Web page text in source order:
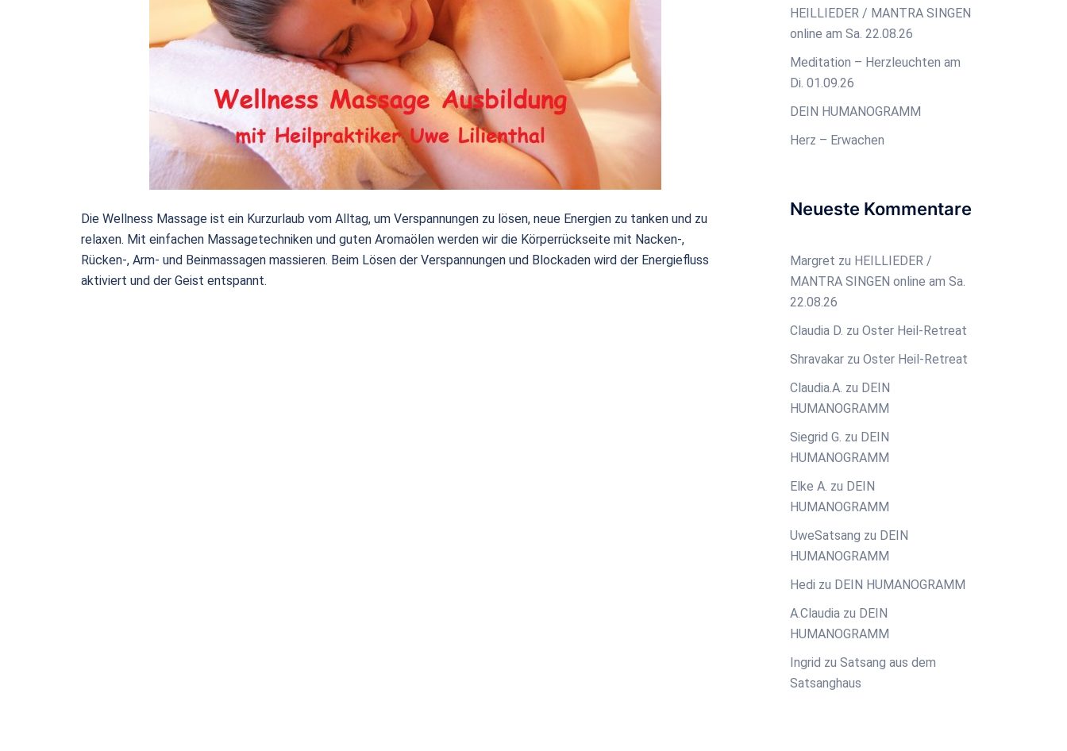
Die Wellness Massage ist ein Kurzurlaub vom Alltag, um Verspannungen zu lösen, neue Energien zu tanken und zu
relaxen. Mit einfachen Massagetechniken und guten Aromaölen werden wir die Körperrückseite mit Nacken-,
Rücken-, Arm- und Beinmassagen massieren. Beim Lösen der Verspannungen und Blockaden wird der Energiefluss
aktiviert und der Geist entspannt.
HEILLIEDER / MANTRA SINGEN
online am Sa. 22.08.26
Meditation – Herzleuchten am
Di. 01.09.26
DEIN HUMANOGRAMM
Herz – Erwachen
Neueste Kommentare
Margret zu HEILLIEDER /
MANTRA SINGEN online am Sa.
22.08.26
Claudia D. zu Oster Heil-Retreat
Shravakarzu Oster Heil-Retreat
Claudia.A. zu DEIN
HUMANOGRAMM
Siegrid G. zu DEIN
HUMANOGRAMM
Elke A. zu DEIN
HUMANOGRAMM
UweSatsang zu DEIN
HUMANOGRAMM
Hedi zu DEIN HUMANOGRAMM
A.Claudiazu DEIN
HUMANOGRAMM
Ingrid zu Satsang aus dem
Satsanghaus